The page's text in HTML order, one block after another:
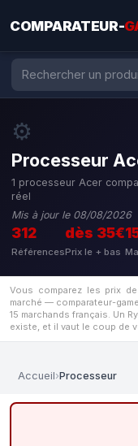
COMPARATEUR-
⚙️
Processeur
1 processeur Acer
réel
Mis à jour le 08/08/2026
312
Références
dès 35€
Prix le + bas
Vous comparez les prix
marché — comparateur-
15 marchands français. Un
existe, et il vaut le coup de
Accueil›Processeur